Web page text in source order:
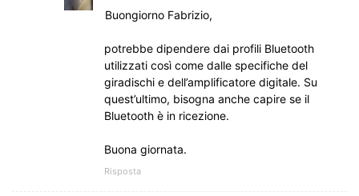
Buongiorno Fabrizio,
potrebbe dipendere dai profili Bluetooth
utilizzati così come dalle specifiche del
giradischi e dell’amplificatore digitale. Su
quest’ultimo, bisogna anche capire se il
Bluetooth è in ricezione.
Buona giornata.
Risposta